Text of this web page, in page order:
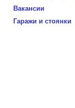
Вакансии
Гаражи и стоянки